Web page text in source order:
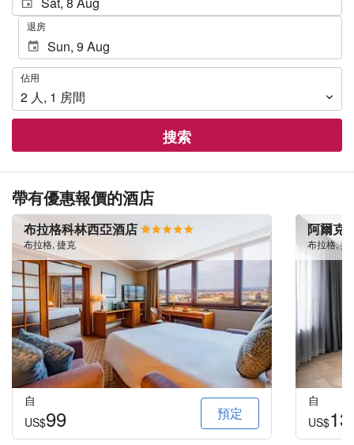
退房
佔
用
佔用
2 人, 1 房間
搜索
帶有優惠報價的酒店
布拉格科林西亞酒店
布拉格, 捷克
自
US$99 預定
阿爾克
布拉格, 捷
自
US$